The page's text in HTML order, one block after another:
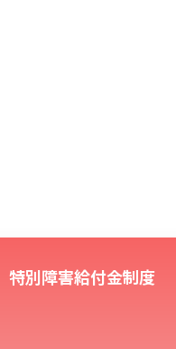
特別障害給付金制度